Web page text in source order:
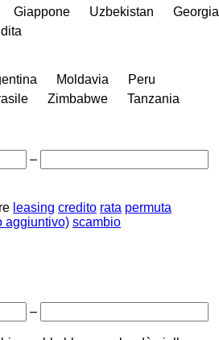
Giappone Uzbekistan
Georgia
Moldavia
Peru
Zimbabwe
Tanzania
–
leasing credito rata permuta
aggiuntivo) scambio
–